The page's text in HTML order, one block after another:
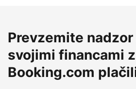
Prevzemite nadzor
svojimi financami z
Booking.com